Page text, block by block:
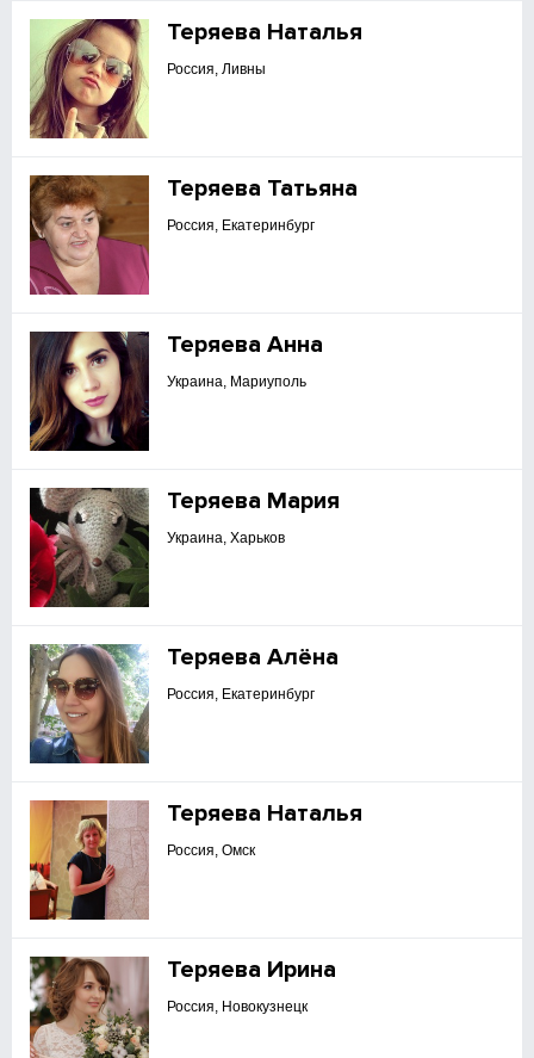
Теряева Наталья
Россия, Ливны
Теряева Татьяна
Россия, Екатеринбург
Теряева Анна
Украина, Мариуполь
Теряева Мария
Украина, Харьков
Теряева Алёна
Россия, Екатеринбург
Теряева Наталья
Россия, Омск
Теряева Ирина
Россия, Новокузнецк